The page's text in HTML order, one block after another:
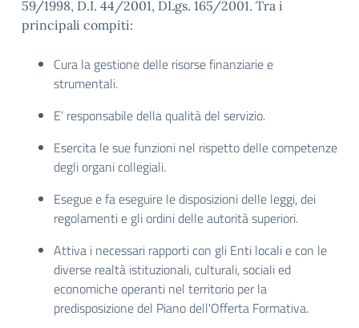
59/1998, D.I. 44/2001, DLgs. 165/2001. Tra i
principali compiti:
Cura la gestione delle risorse finanziarie e
strumentali.
E’ responsabile della qualità del servizio.
Esercita le sue funzioni nel rispetto delle competenze
degli organi collegiali.
Esegue e fa eseguire le disposizioni delle leggi, dei
regolamenti e gli ordini delle autorità superiori.
Attiva i necessari rapporti con gli Enti locali e con le
diverse realtà istituzionali, culturali, sociali ed
economiche operanti nel territorio per la
predisposizione del Piano dell'Offerta Formativa.